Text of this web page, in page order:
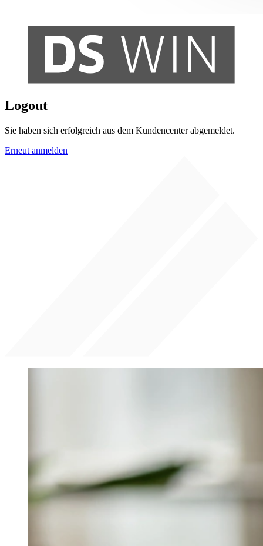
Logout
Sie haben sich erfolgreich aus dem Kundencenter abgemeldet.
Erneut anmelden